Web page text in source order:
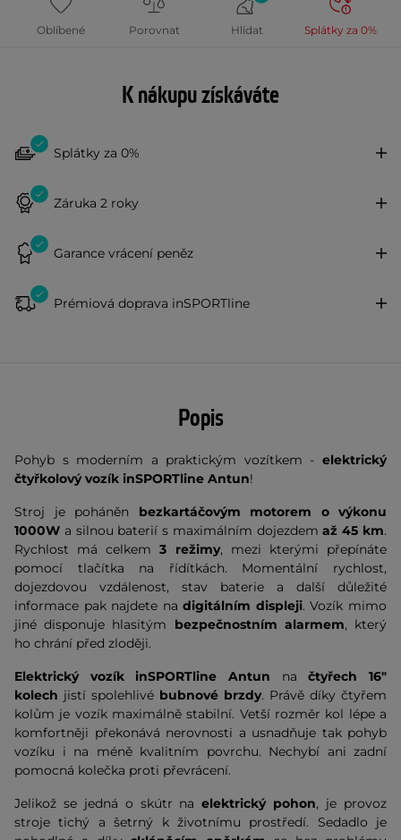
Oblíbené Porovnat Hlídat Splátky za 0%
K nákupu získáváte
Splátky za 0%
Záruka 2 roky
Garance vrácení peněz
Prémiová doprava inSPORTline
Popis
Pohyb s moderním a praktickým vozítkem - elektrický
čtyřkolový vozík inSPORTline Antun!
Stroj je poháněn bezkartáčovým motorem o výkonu
1000W a silnou baterií s maximálním dojezdemaž 45 km.
Rychlost má celkem3 režimy, mezi kterými přepínáte
pomocí tlačítka na řídítkách. Momentální rychlost,
dojezdovou vzdálenost, stav baterie a další důležité
informace pak najdete nadigitálním displeji. Vozík mimo
jiné disponuje hlasitým bezpečnostním alarmem, který
ho chrání před zloději.
Elektrický vozík inSPORTline Antun načtyřech 16"
kolech jistí spolehlivé bubnové brzdy. Právě díky čtyřem
kolům je vozík maximálně stabilní. Vetší rozměr kol lépe a
komfortněji překonává nerovnosti a usnadňuje tak pohyb
vozíku i na méně kvalitním povrchu. Nechybí ani zadní
pomocná kolečka proti převrácení.
Jelikož se jedná o skútr naelektrický pohon, je provoz
stroje tichý a šetrný k životnímu prostředí. Sedadlo je